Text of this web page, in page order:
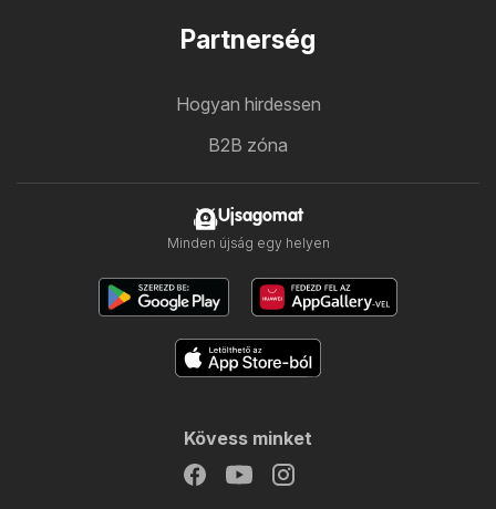
Partnerség
Hogyan hirdessen
B2B zóna
Ujsagomat
Minden újság egy helyen
Kövess minket